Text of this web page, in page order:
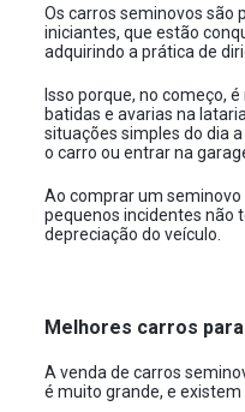
Os carros seminovos
iniciantes, que estão
adquirindo a prática de
Isso porque, no começo,
batidas e avarias na
situações simples do dia
o carro ou entrar na
Ao comprar um seminovo
pequenos incidentes não
depreciação do veículo.
Melhores carros
A venda de carros
é muito grande, e existem